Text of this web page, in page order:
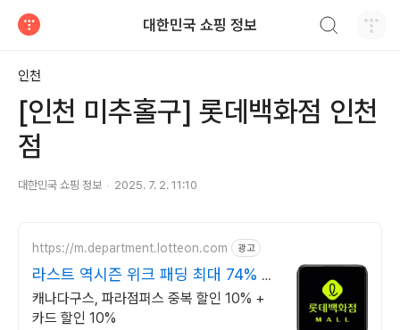
대한민국 쇼핑 정보
인천
[인천 미추홀구] 롯데백화점 인천
점
대한민국 쇼핑 정보 2025. 7. 2. 11:10
https://m.department.lotteon.com 광고
라스트 역시즌 위크 패딩 최대 74% 할
인
캐나다구스, 파라점퍼스 중복 할인 10% +
카드 할인 10%